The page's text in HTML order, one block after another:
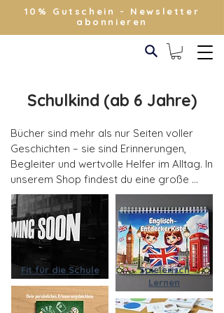
10% Gutschein - Newsletter
abonnieren
Schulkind (ab 6 Jahre)
Bücher sind mehr als nur Seiten voller
Geschichten – sie sind Erinnerungen,
Begleiter und wertvolle Helfer im Alltag. In
unserem Shop findest du eine große
Auswahl an Büchern für Kinder und
Familien, die Freude bereiten, Wissen
vermitteln und unvergessliche Momente
festhalten.
Meilensteinbücher – Erinnerungen
festhalten
Fit für die Schule
Spielerisch
Lernen